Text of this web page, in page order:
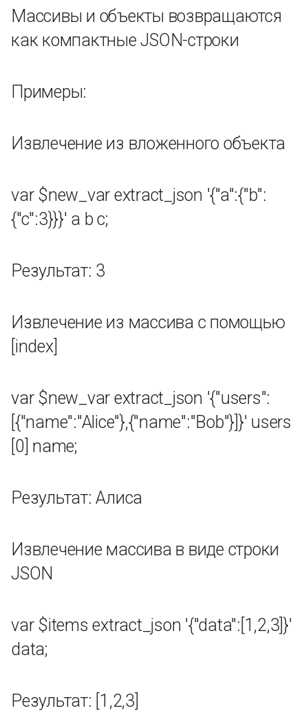
Десятичное в
Шестнадцатеричный в
десятичный
Полное кодирование URI
Кодирование компонентов
URI
Кодирование Base64
Кодирование Base64url
Декодирование Base64
Декодирование Base64url
Расчеты
хешей
MD5
SHA224
SHA256
SHA384
Массивы и объекты возвращаются
как компактные JSON-строки
Примеры:
Извлечение из вложенного объекта
var $new_var extract_json '{"a":{"b":
{"c":3}}}' a b c;
Результат: 3
Извлечение из массива с помощью
[index]
var $new_var extract_json '{"users":
[{"name":"Alice"},{"name":"Bob"}]}' users
[0] name;
Результат: Алиса
Извлечение массива в виде строки
JSON
var $items extract_json '{"data":[1,2,3]}'
data;
Результат: [1,2,3]